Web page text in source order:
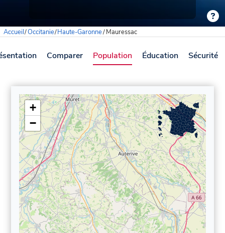
Accueil/Occitanie/Haute-Garonne/Mauressac
Comparer Population Éducation Sécurité
+
−